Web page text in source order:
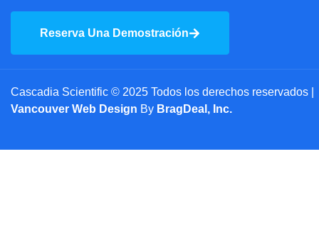
Reserva Una Demostración
Cascadia Scientific © 2025 Todos los derechos reservados |
Vancouver Web Design By BragDeal, Inc.